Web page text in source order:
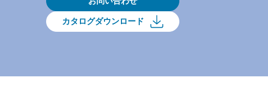
カタログダウンロード